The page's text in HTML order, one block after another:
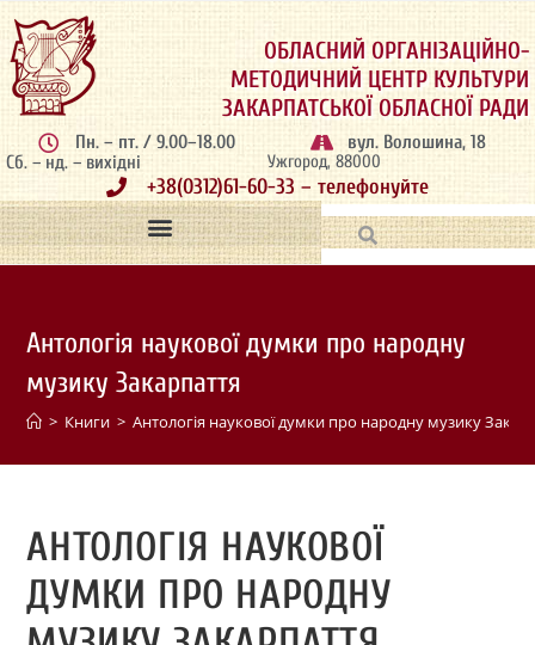
ОБЛАСНИЙ ОРГАНІЗАЦІЙНО-
МЕТОДИЧНИЙ ЦЕНТР КУЛЬТУРИ
ЗАКАРПАТСЬКОЇ ОБЛАСНОЇ РАДИ
Пн. – пт. / 9.00–18.00
Сб. – нд. – вихідні
вул. Волошина, 18
Ужгород, 88000
+38(0312)61-60-33 – телефонуйте
Антологія наукової думки про народну
музику Закарпаття
> Книги > Антологія наукової думки про народну музику
АНТОЛОГІЯ НАУКОВОЇ
ДУМКИ ПРО НАРОДНУ